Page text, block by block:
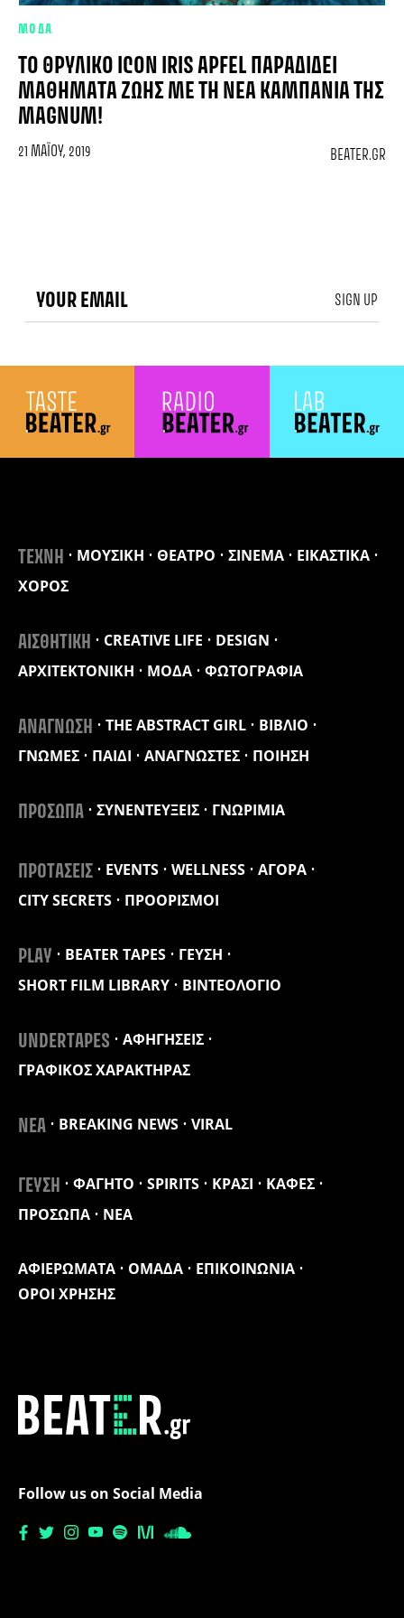
ΜΟΔΑ
ΤΟ ΘΡΥΛΙΚΌ ICON IRIS APFEL ΠΑΡΑΔΊΔΕΙ
ΜΑΘΉΜΑΤΑ ΖΩΉΣ ΜΕ ΤΗ ΝΈΑ ΚΑΜΠΆΝΙΑ ΤΗΣ
MAGNUM!
21 ΜΑΪ́ΟΥ, 2019 BEATER.GR
ΤΕΧΝΗ ΜΟΥΣΙΚΗ ΘΕΑΤΡΟ ΣΙΝΕΜΑ
ΕΙΚΑΣΤΙΚΑ
ΧΟΡΟΣ
ΑΙΣΘΗΤΙΚΗ CREATIVE LIFE
DESIGN
ΑΡΧΙΤΕΚΤΟΝΙΚΗ
ΜΟΔΑ ΦΩΤΟΓΡΑΦΙΑ
ΑΝΑΓΝΩΣΗ THE ABSTRACT GIRL
ΒΙΒΛΙΟ
ΓΝΩΜΕΣ
ΠΑΙΔΙ ΑΝΑΓΝΩΣΤΕΣ ΠΟΙΗΣΗ
ΠΡΟΣΩΠΑ ΣΥΝΕΝΤΕΥΞΕΙΣ ΓΝΩΡΙΜΙΑ
ΑΦΙΕΡΩΜΑΤΑ ΟΜΑΔΑ
ΕΠΙΚΟΙΝΩΝΙΑ
ΟΡΟΙ ΧΡΗΣΗΣ
ΠΡΟΤΑΣΕΙΣ EVENTS WELLNESS
ΑΓΟΡΑ
CITY SECRETS
ΠΡΟΟΡΙΣΜΟΙ
PLAY BEATER TAPES
ΓΕΥΣΗ
SHORT FILM LIBRARY
ΒΙΝΤΕΟΛΟΓΙΟ
UNDERTAPES
ΑΦΗΓΗΣΕΙΣ
ΓΡΑΦΙΚΟΣ ΧΑΡΑΚΤΗΡΑΣ
ΝΕΑ BREAKING NEWS VIRAL
ΓΕΥΣΗ ΦΑΓΗΤΟ SPIRITS ΚΡΑΣΙ
ΚΑΦΕΣ
ΠΡΟΣΩΠΑ
ΝΕΑ
Follow us on Social Media
SIGN UP